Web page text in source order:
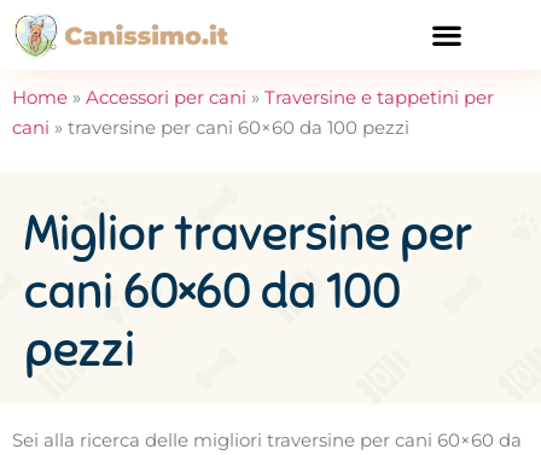
Home » Accessori per cani » Traversine e tappetini per
cani » traversine per cani 60×60 da 100 pezzi
Miglior traversine per
cani 60×60 da 100
pezzi
Sei alla ricerca delle migliori traversine per cani 60×60 da